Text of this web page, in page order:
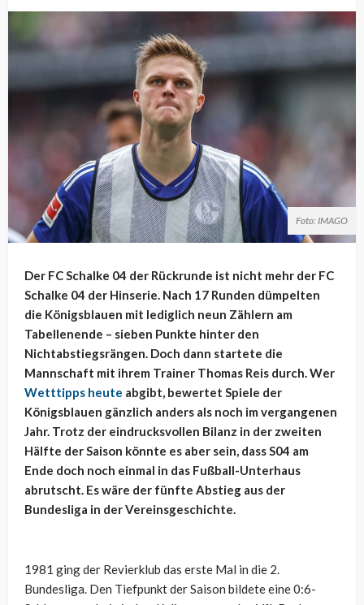
Foto: IMAGO
Der FC Schalke 04 der Rückrunde ist nicht mehr der FC
Schalke 04 der Hinserie. Nach 17 Runden dümpelten
die Königsblauen mit lediglich neun Zählern am
Tabellenende – sieben Punkte hinter den
Nichtabstiegsrängen. Doch dann startete die
Mannschaft mit ihrem Trainer Thomas Reis durch. Wer
Wetttipps heute abgibt, bewertet Spiele der
Königsblauen gänzlich anders als noch im vergangenen
Jahr. Trotz der eindrucksvollen Bilanz in der zweiten
Hälfte der Saison könnte es aber sein, dass S04 am
Ende doch noch einmal in das Fußball-Unterhaus
abrutscht. Es wäre der fünfte Abstieg aus der
Bundesliga in der Vereinsgeschichte.
1981 ging der Revierklub das erste Mal in die 2.
Bundesliga. Den Tiefpunkt der Saison bildete eine 0:6-